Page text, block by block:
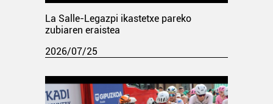
La Salle-Legazpi ikastetxe pareko
zubiaren eraistea
2026/07/25